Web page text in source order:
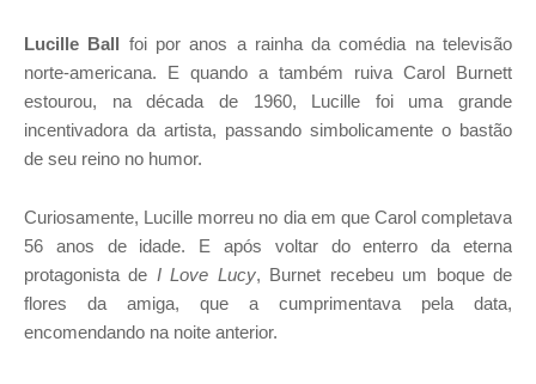
Lucille Ball foi por anos a rainha da comédia na televisão
norte-americana. E quando a também ruiva Carol Burnett
estourou, na década de 1960, Lucille foi uma grande
incentivadora da artista, passando simbolicamente o bastão
de seu reino no humor.
Curiosamente, Lucille morreu no dia em que Carol completava
56 anos de idade. E após voltar do enterro da eterna
protagonista de I Love Lucy, Burnet recebeu um boque de
flores da amiga, que a cumprimentava pela data,
encomendando na noite anterior.